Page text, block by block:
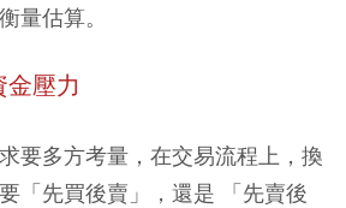
量估算。
壓力
要多方考量，在交易流程上，換
「先買後賣」，還是 「先賣後